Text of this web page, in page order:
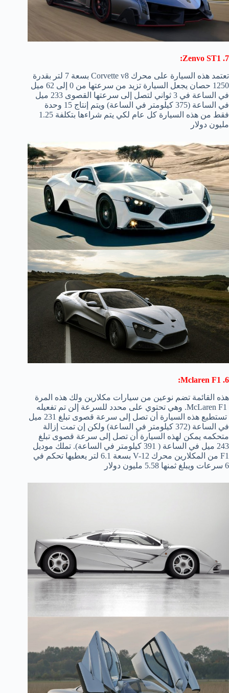
7. Zenvo ST1:
تعتمد هذه السيارة على محرك Corvette v8 بسعة 7 لتر بقدرة
1250 حصان يجعل السيارة تزيد من سرعتها من 0 إلى 62 ميل
في الساعة في 3 ثواني لتصل إلى سرعتها القصوى 233 ميل
في الساعة (375 كيلومتر في الساعة) ويتم إنتاج 15 وحدة
فقط من هذه السيارة كل عام لكي يتم شراءها بتكلفة 1.25
مليون دولار
6. Mclaren F1:
هذه القائمة تضم نوعين من سيارات مكلارين ولك هذه المرة
McLaren F1. وهي تحتوي على محدد للسرعة إلن تم تفعيله
تستطيع هذه السيارة أن تصل إلى سرعة قصوى تبلغ 231 ميل
في الساعة (372 كيلومتر في الساعة) ولكن إن تمت إزالة
متحكمه يمكن لهذه السيارة أن تصل إلى سرعة قصوى تبلغ
243 ميل في الساعة ( 391 كيلومتر في الساعة). تملك موديل
F1 من المكلارين محرك V-12 بسعة 6.1 لتر يعطيها تحكم في
6 سرعات ويبلغ ثمنها 5.58 مليون دولار